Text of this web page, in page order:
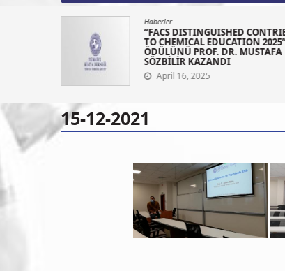
Haberler
“FACS DISTINGUISHED
TO CHEMICAL EDUCATION
ÖDÜLÜNÜ PROF. DR. MUSTAFA
SÖZBİLİR KAZANDI
April 16, 2025
15-12-2021